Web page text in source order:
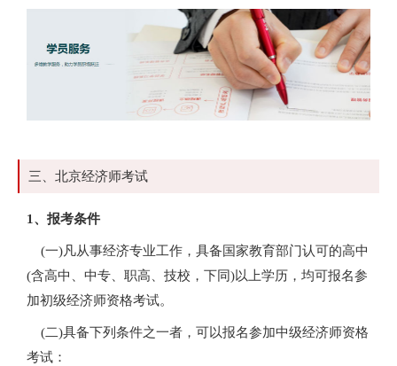
三、北京经济师考试
1、报考条件
(一)凡从事经济专业工作，具备国家教育部门认可的高中
(含高中、中专、职高、技校，下同)以上学历，均可报名参
加初级经济师资格考试。
(二)具备下列条件之一者，可以报名参加中级经济师资格
考试：